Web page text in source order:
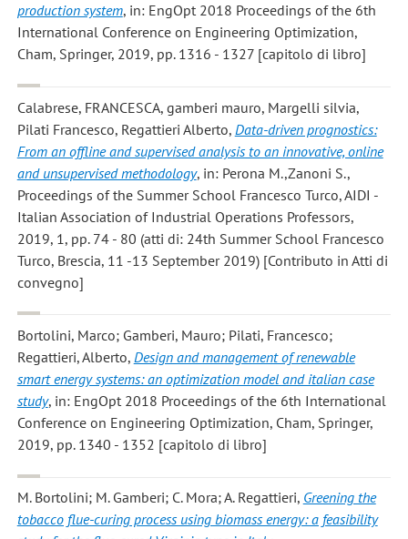
production system, in: EngOpt 2018 Proceedings of the 6th
International Conference on Engineering Optimization,
Cham, Springer, 2019, pp. 1316 - 1327 [capitolo di libro]
Calabrese, FRANCESCA, gamberi mauro, Margelli silvia,
Pilati Francesco, Regattieri Alberto, Data-driven prognostics:
From an offline and supervised analysis to an innovative, online
and unsupervised methodology, in: Perona M.,Zanoni S.,
Proceedings of the Summer School Francesco Turco, AIDI -
Italian Association of Industrial Operations Professors,
2019, 1, pp. 74 - 80 (atti di: 24th Summer School Francesco
Turco, Brescia, 11 -13 September 2019) [Contributo in Atti di
convegno]
Bortolini, Marco; Gamberi, Mauro; Pilati, Francesco;
Regattieri, Alberto, Design and management of renewable
smart energy systems: an optimization model and italian case
study, in: EngOpt 2018 Proceedings of the 6th International
Conference on Engineering Optimization, Cham, Springer,
2019, pp. 1340 - 1352 [capitolo di libro]
M. Bortolini; M. Gamberi; C. Mora; A. Regattieri, Greening the
tobacco flue-curing process using biomass energy: a feasibility